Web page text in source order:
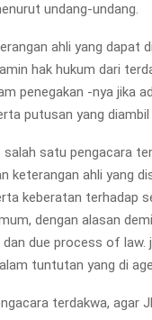
undang-undang.
ahli yang dapat
hak hukum dari
penegakan -nya jika
putusan yang
satu pengacara
keterangan ahli yang
keberatan terhadap
dengan alasan
dan due process of
tuntutan yang di
terdakwa, agar